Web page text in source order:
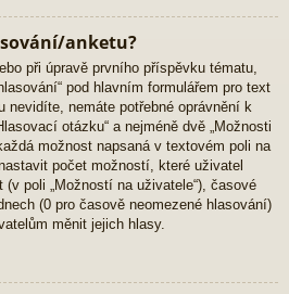
anketu?
při úpravě prvního příspěvku tématu,
pod hlavním formulářem pro text
nevidíte, nemáte potřebné oprávnění k
otázku“ a nejméně dvě „Možnosti
možnost napsaná v textovém poli na
počet možností, které uživatel
poli „Možností na uživatele“), časové
(0 pro časově neomezené hlasování)
měnit jejich hlasy.